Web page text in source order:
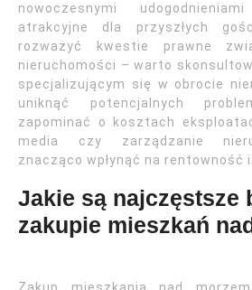
nowoczesnymi
atrakcyjne dla przyszłych
rozważyć kwestie prawne
nieruchomości – warto
specjalizującym się w obrocie
uniknąć potencjalnych
zapominać o kosztach
media czy zarządzanie
znacząco wpłynąć na rentowność
Jakie są najczęstsze
zakupie mieszkań